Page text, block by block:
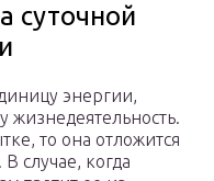
суточной
энергии,
жизнедеятельность.
то она отложится
случае, когда